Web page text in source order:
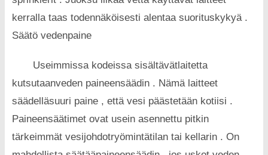
kerralla taas todennäköisesti alentaa suorituskykyä .
Säätö vedenpaine
Useimmissa kodeissa sisältävätlaitetta
kutsutaanveden paineensäädin . Nämä laitteet
säädelläsuuri paine , että vesi päästetään kotiisi .
Paineensäätimet ovat usein asennettu pitkin
tärkeimmät vesijohdotryömintätilan tai kellarin . On